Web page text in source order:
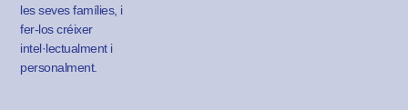
les seves famílies, i
fer-los créixer
intel·lectualment i
personalment.